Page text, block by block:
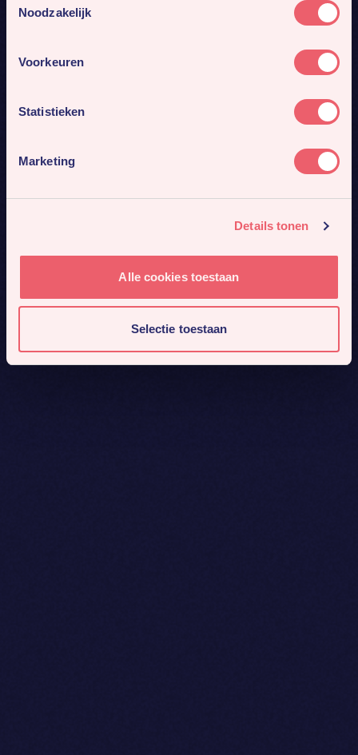
Noodzakelijk
Voorkeuren
Statistieken
Marketing
Details tonen
Alle cookies toestaan
Selectie toestaan